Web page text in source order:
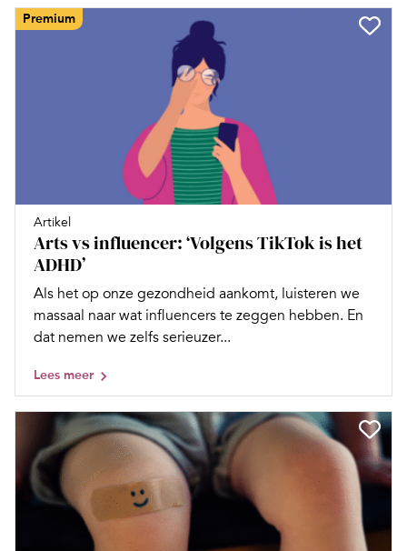
Premium
Artikel
Arts vs influencer: ‘Volgens TikTok is het
ADHD’
Als het op onze gezondheid aankomt, luisteren we
massaal naar wat influencers te zeggen hebben. En
dat nemen we zelfs serieuzer...
Lees meer